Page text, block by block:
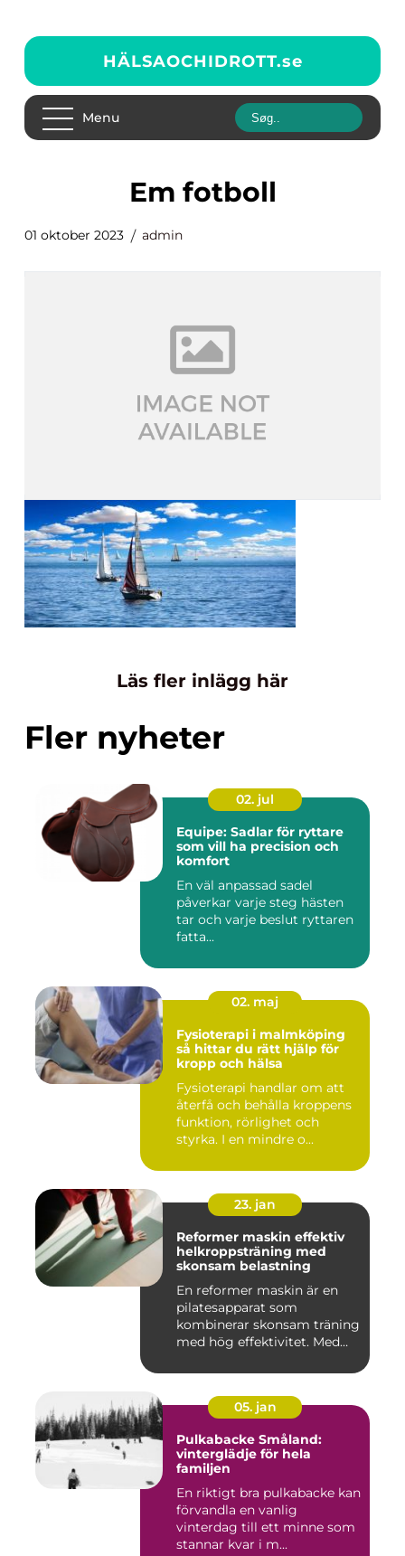
HÄLSAOCHIDROTT.se
Menu
em fotboll
01 oktober 2023 admin
Läs fler inlägg här
Fler nyheter
02. jul
Equipe: Sadlar för ryttare
som vill ha precision och
komfort
En väl anpassad sadel
påverkar varje steg hästen
tar och varje beslut ryttaren
fatta...
02. maj
Fysioterapi i malmköping
så hittar du rätt hjälp för
kropp och hälsa
Fysioterapi handlar om att
återfå och behålla kroppens
funktion, rörlighet och
styrka. I en mindre o...
23. jan
Reformer maskin effektiv
helkroppsträning med
skonsam belastning
En reformer maskin är en
pilatesapparat som
kombinerar skonsam träning
med hög effektivitet. Med
05. jan
Pulkabacke Småland:
vinterglädje för hela
familjen
En riktigt bra pulkabacke kan
förvandla en vanlig
vinterdag till ett minne som
stannar kvar i m...